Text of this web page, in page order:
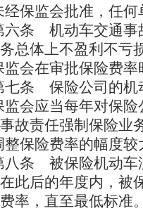
经保监会批准，任何
六条 机动车交通事
总体上不盈利不亏
监会在审批保险费率
七条 保险公司的机
监会应当每年对保
故责任强制保险业
整保险费率的幅度较
八条 被保险机动车
此后的年度内，被
率，直至最低标准